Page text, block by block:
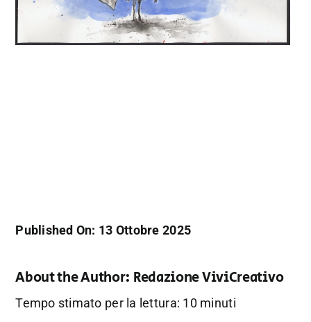
Published On: 13 Ottobre 2025
About the Author: Redazione ViviCreativo
Tempo stimato per la lettura: 10 minuti